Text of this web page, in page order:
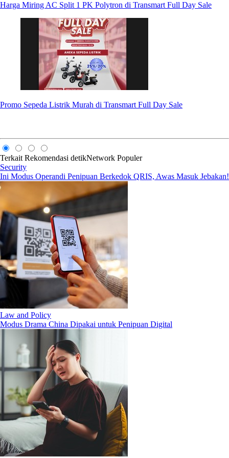
Harga Miring AC Split 1 PK Polytron di Transmart Full Day Sale
Promo Sepeda Listrik Murah di Transmart Full Day Sale
Terkait Rekomendasi detikNetwork Populer
Security
Ini Modus Operandi Penipuan Berkedok QRIS, Awas Masuk Jebakan!
Law and Policy
Modus Drama China Dipakai untuk Penipuan Digital